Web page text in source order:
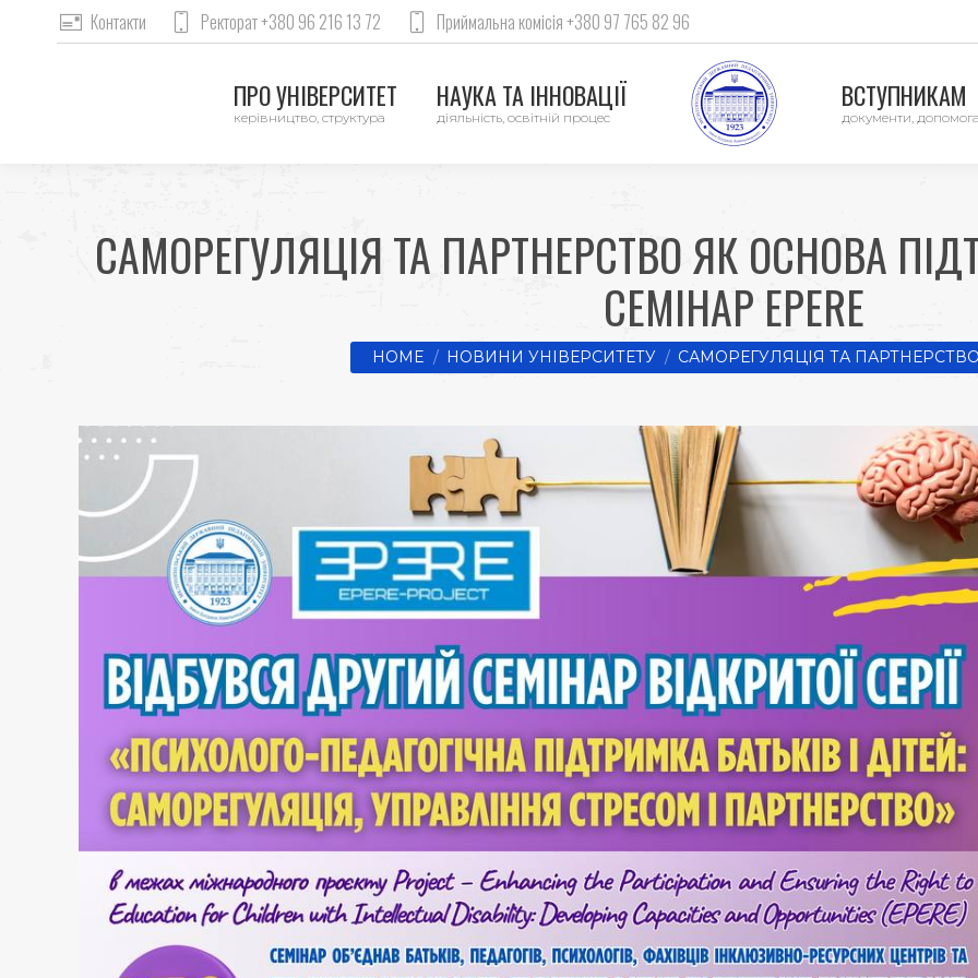
Контакти Ректорат +380 96 216 13 72 Приймальна комісія +380 97 765 82 96
ПРО УНІВЕРСИТЕТ
керівництво, структура
НАУКА ТА ІННОВАЦІЇ
діяльність, освітній процес
ВСТУПНИКАМ
документи,
САМОРЕГУЛЯЦІЯ ТА ПАРТНЕРСТВО ЯК ОСНОВА
СЕМІНАР EPERE
You are here:
HOME НОВИНИ УНІВЕРСИТЕТУ САМОРЕГУЛЯЦІЯ ТА